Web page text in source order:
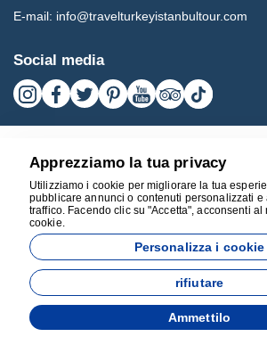
E-mail: info@travelturkeyistanbultour.com
Social media
Sviluppato da
Apprezziamo la tua privacy
Utilizziamo i cookie per migliorare la tua
pubblicare annunci o contenuti personalizzati e
traffico. Facendo clic su "Accetta", acconsenti al
cookie.
Personalizza i cookie
rifiutare
Ammettilo